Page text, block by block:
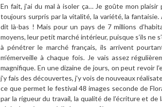
En fait, j’ai du mal à isoler ça… Je goûte mon
toujours surpris par la vitalité, la variété, la
dit là-bas ! Mais pour un pays de 7 millions
moyens, leur petit marché intérieur, puisque s’ils ne
à pénétrer le marché français, ils arrivent
m’émerveille à chaque fois. Je vais assez
magnifique. En une dizaine de jours, on peut revoir
j’y fais des découvertes, j’y vois de nouveaux
ce que permet le festival 48 images seconde de
par la rigueur du travail, la qualité de l’écriture et